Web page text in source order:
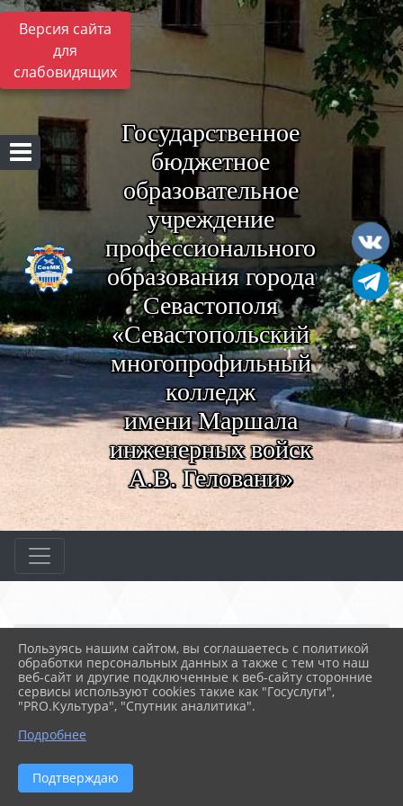
Версия сайта
для
слабовидящих
Государственное
бюджетное
образовательное
учреждение
профессионального
образования города
Севастополя
«Севастопольский
многопрофильный
колледж
имени Маршала
инженерных войск
А.В. Геловани»
Главная МЕРОПРИЯТИЯ
Новости
Будущие кураторы ГШТО
10.04.2023 07:57
Пользуясь нашим сайтом, вы соглашаетесь с политикой
обработки персональных данных а также с тем что наш
веб-сайт и другие подключенные к веб-сайту сторонние
сервисы используют cookies такие как "Госуслуги",
"PRO.Культура", "Спутник аналитика".
Подробнее
Подтверждаю